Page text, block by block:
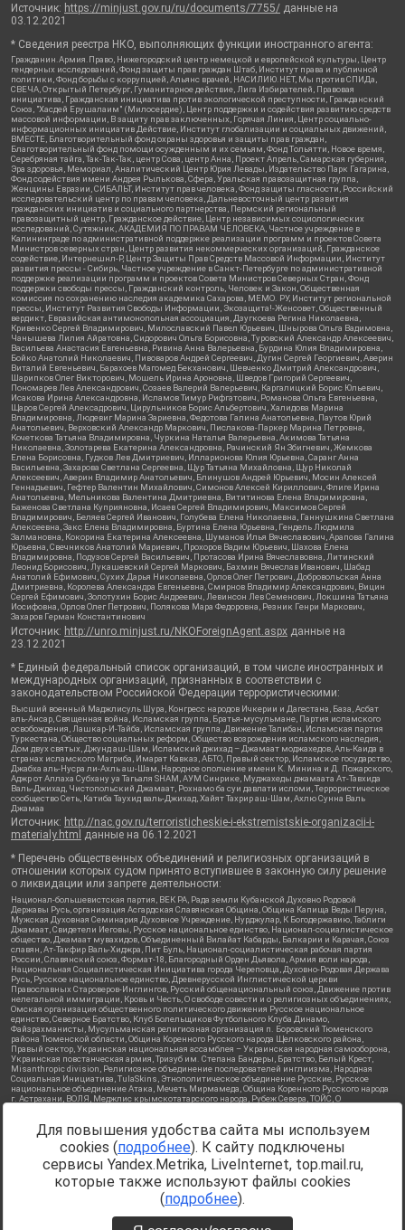
Источник: https://minjust.gov.ru/ru/documents/7755/ данные на
03.12.2021
* Сведения реестра НКО, выполняющих функции иностранного агента:
Гражданин.Армия.Право, Нижегородский центр немецкой и европейской культуры, Центр
гендерных исследований, Фонд защиты прав граждан Штаб, Институт права и публичной
политики, Фонд борьбы с коррупцией, Альянс врачей, НАСИЛИЮ.НЕТ, Мы против СПИДа,
СВЕЧА, Открытый Петербург, Гуманитарное действие, Лига Избирателей, Правовая
инициатива, Гражданская инициатива против экологической преступности, Гражданский
Союз, "Хасдей Ерушалаим" (Милосердие), Центр поддержки и содействия развитию средств
массовой информации, В защиту прав заключенных, Горячая Линия, Центр социально-
информационных инициатив Действие, Институт глобализации и социальных движений,
ВМЕСТЕ, Благотворительный фонд охраны здоровья и защиты прав граждан,
Благотворительный фонд помощи осужденным и их семьям, Фонд Тольятти, Новое время,
Серебряная тайга, Так-Так-Так, центр Сова, центр Анна, Проект Апрель, Самарская губерния,
Эра здоровья, Мемориал, Аналитический Центр Юрия Левады, Издательство Парк Гагарина,
Фонд содействия имени Андрея Рылькова, Сфера, Уральская правозащитная группа,
Женщины Евразии, СИБАЛЬТ, Институт прав человека, Фонд защиты гласности, Российский
исследовательский центр по правам человека, Дальневосточный центр развития
гражданских инициатив и социального партнерства, Пермский региональный
правозащитный центр, Гражданское действие, Центр независимых социологических
исследований, Сутяжник, АКАДЕМИЯ ПО ПРАВАМ ЧЕЛОВЕКА, Частное учреждение в
Калининграде по административной поддержке реализации программ и проектов Совета
Министров северных стран, Центр развития некоммерческих организаций, Гражданское
содействие, Интернешнл-Р, Центр Защиты Прав Средств Массовой Информации, Институт
развития прессы - Сибирь, Частное учреждение в Санкт-Петербурге по административной
поддержке реализации программ и проектов Совета Министров Северных Стран, Фонд
поддержки свободы прессы, Гражданский контроль, Человек и Закон, Общественная
комиссия по сохранению наследия академика Сахарова, МЕМО. РУ, Институт региональной
прессы, Институт Развития Свободы Информации, Экозащита!-Женсовет, Общественный
вердикт, Евразийская антимонопольная ассоциация, Дзугкоева Регина Николаевна,
Кривенко Сергей Владимирович, Милославский Павел Юрьевич, Шнырова Ольга Вадимовна,
Чанышева Лилия Айратовна, Сидорович Ольга Борисовна, Туровский Александр Алексеевич,
Васильева Анастасия Евгеньевна, Ривина Анна Валерьевна, Бурдина Юлия Владимировна,
Бойко Анатолий Николаевич, Пивоваров Андрей Сергеевич, Дугин Сергей Георгиевич, Аверин
Виталий Евгеньевич, Барахоев Магомед Бекханович, Шевченко Дмитрий Александрович,
Шарипков Олег Викторович, Мошель Ирина Ароновна, Шведов Григорий Сергеевич,
Пономарев Лев Александрович, Созаев Валерий Валерьевич, Каргалицкий Борис Юльевич,
Исакова Ирина Александровна, Исламов Тимур Рифгатович, Романова Ольга Евгеньевна,
Щаров Сергей Алексадрович, Цирульников Борис Альбертович, Халидова Марина
Владимировна, Людевиг Марина Зариевна, Федотова Галина Анатольевна, Паутов Юрий
Анатольевич, Верховский Александр Маркович, Пислакова-Паркер Марина Петровна,
Кочеткова Татьяна Владимировна, Чуркина Наталья Валерьевна, Акимова Татьяна
Николаевна, Золотарева Екатерина Александровна, Рачинский Ян Збигневич, Жемкова
Елена Борисовна, Гудков Лев Дмитриевич, Илларионова Юлия Юрьевна, Саранг Анна
Васильевна, Захарова Светлана Сергеевна, Щур Татьяна Михайловна, Щур Николай
Алексеевич, Аверин Владимир Анатольевич, Блинушов Андрей Юрьевич, Мосин Алексей
Геннадьевич, Гефтер Валентин Михайлович, Симонов Алексей Кириллович, Флиге Ирина
Анатольевна, Мельникова Валентина Дмитриевна, Вититинова Елена Владимировна,
Баженова Светлана Куприяновна, Исаев Сергей Владимирович, Максимов Сергей
Владимирович, Беляев Сергей Иванович, Голубева Елена Николаевна, Ганнушкина Светлана
Алексеевна, Закс Елена Владимировна, Буртина Елена Юрьевна, Гендель Людмила
Залмановна, Кокорина Екатерина Алексеевна, Шуманов Илья Вячеславович, Арапова Галина
Юрьевна, Свечников Анатолий Мариевич, Прохоров Вадим Юрьевич, Шахова Елена
Владимировна, Подузов Сергей Васильевич, Протасова Ирина Вячеславовна, Литинский
Леонид Борисович, Лукашевский Сергей Маркович, Бахмин Вячеслав Иванович, Шабад
Анатолий Ефимович, Сухих Дарья Николаевна, Орлов Олег Петрович, Добровольская Анна
Дмитриевна, Королева Александра Евгеньевна, Смирнов Владимир Александрович, Вицин
Сергей Ефимович, Золотухин Борис Андреевич, Левинсон Лев Семенович, Локшина Татьяна
Иосифовна, Орлов Олег Петрович, Полякова Мара Федоровна, Резник Генри Маркович,
Захаров Герман Константинович
Источник: http://unro.minjust.ru/NKOForeignAgent.aspx данные на
23.12.2021
* Единый федеральный список организаций, в том числе иностранных и
международных организаций, признанных в соответствии с
законодательством Российской Федерации террористическими:
Высший военный Маджлисуль Шура, Конгресс народов Ичкерии и Дагестана, База, Асбат
аль-Ансар, Священная война, Исламская группа, Братья-мусульмане, Партия исламского
освобождения, Лашкар-И-Тайба, Исламская группа, Движение Талибан, Исламская партия
Туркестана, Общество социальных реформ, Общество возрождения исламского наследия,
Дом двух святых, Джунд аш-Шам, Исламский джихад – Джамаат моджахедов, Аль-Каида в
странах исламского Магриба, Имарат Кавказ, АБТО, Правый сектор, Исламское государство,
Джабха аль-Нусра ли-Ахль аш-Шам, Народное ополчение имени К. Минина и Д. Пожарского,
Аджр от Аллаха Субхану уа Тагьаля SHAM, АУМ Синрике, Муджахеды джамаата Ат-Тавхида
Валь-Джихад, Чистопольский Джамаат, Рохнамо ба суи давлати исломи, Террористическое
сообщество Сеть, Катиба Таухид валь-Джихад, Хайят Тахрир аш-Шам, Ахлю Сунна Валь
Джамаа
Источник: http://nac.gov.ru/terroristicheskie-i-ekstremistskie-organizacii-i-
materialy.html данные на 06.12.2021
* Перечень общественных объединений и религиозных организаций в
отношении которых судом принято вступившее в законную силу решение
о ликвидации или запрете деятельности:
Национал-большевистская партия, ВЕК РА, Рада земли Кубанской Духовно Родовой
Державы Русь, организация Асгардская Славянская Община, Община Капища Веды Перуна,
Мужская Духовная Семинария Духовное Учреждение, Нурджулар, К Богодержавию, Таблиги
Джамаат, Свидетели Иеговы, Русское национальное единство, Национал-социалистическое
общество, Джамаат мувахидов, Объединенный Вилайат Кабарды, Балкарии и Карачая, Союз
славян, Ат-Такфир Валь-Хиджра, Пит Буль, Национал-социалистическая рабочая партия
России, Славянский союз, Формат-18, Благородный Орден Дьявола, Армия воли народа,
Национальная Социалистическая Инициатива города Череповца, Духовно-Родовая Держава
Русь, Русское национальное единство, Древнерусской Инглистической церкви
Православных Староверов-Инглингов, Русский общенациональный союз, Движение против
нелегальной иммиграции, Кровь и Честь, О свободе совести и о религиозных объединениях,
Омская организация общественного политического движения Русское национальное
единство, Северное Братство, Клуб Болельщиков Футбольного Клуба Динамо,
Файзрахманисты, Мусульманская религиозная организация п. Боровский Тюменского
района Тюменской области, Община Коренного Русского народа Щелковского района,
Правый сектор, Украинская национальная ассамблея – Украинская народная самооборона,
Украинская повстанческая армия, Тризуб им. Степана Бандеры, Братство, Белый Крест,
Misanthropic division, Религиозное объединение последователей инглиизма, Народная
Социальная Инициатива, TulaSkins, Этнополитическое объединение Русские, Русское
национальное объединение Атака, Мечеть Мирмамеда, Община Коренного Русского народа
г. Астрахани, ВОЛЯ, Меджлис крымскотатарского народа, Рубеж Севера, ТОЙС, О
правозащитная группа МПГ, Курсом Правды и Единения, Каракольская инициативная
группа, Автоград Крю, Союз Славянских Сил Руси, Алля-Аят, Благотворительный пансионат
Ак Умут, Русская республика Русь, Арестантское уголовное единство, Башкорт, Нация и
свобода, W.H.С., Фалунь Дафа, Иртыш Ultras, Русский Патриотический клуб-Новокузнецк/
РПК, Сибирский державный союз, Фонд борьбы с коррупцией, Фонд защиты прав граждан,
Штабы Навального, Совет граждан СССР Прикубанского округа г. Краснодара
https://minjust.gov.ru/ru/documents/7822/
Для повышения удобства сайта мы используем
cookies (подробнее). К сайту подключены
сервисы Yandex.Metrika, LiveInternet, top.mail.ru,
которые также используют файлы cookies
(подробнее).